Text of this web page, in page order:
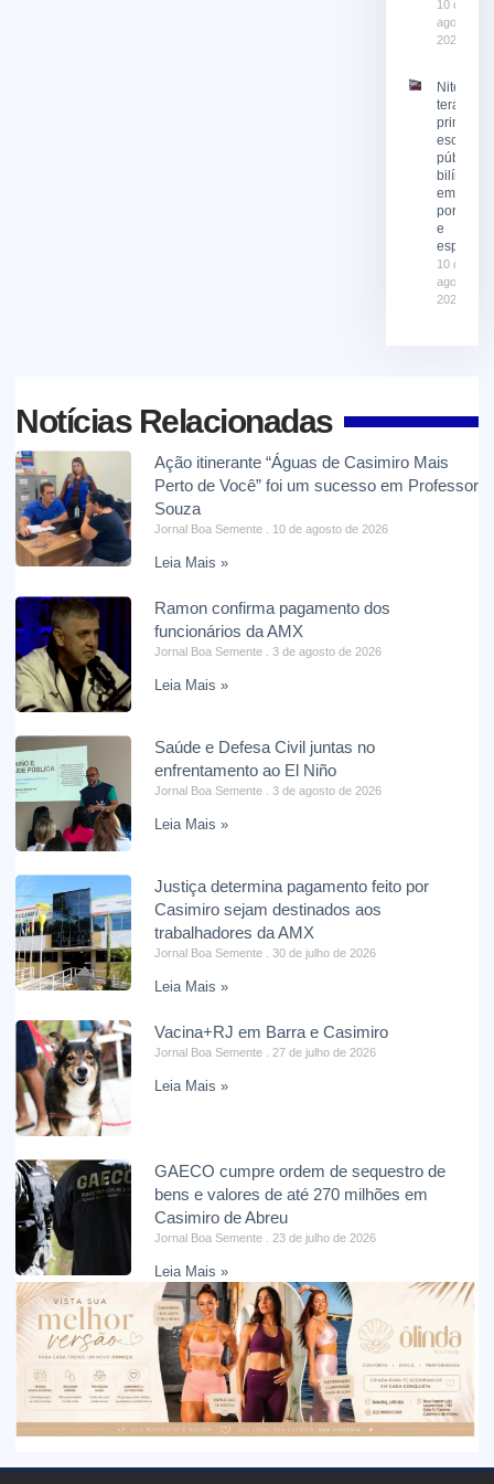
10 de
agosto de
2026
Niterói
terá
primeira
escola
pública
bilíngue
em
e
espanhol
10 de
agosto de
2026
Notícias Relacionadas
Ação itinerante “Águas de Casimiro Mais
Perto de Você” foi um sucesso em Professor
Souza
Jornal Boa Semente 10 de agosto de 2026
Leia Mais »
Ramon confirma pagamento dos
funcionários da AMX
Jornal Boa Semente 3 de agosto de 2026
Leia Mais »
Saúde e Defesa Civil juntas no
enfrentamento ao El Niño
Jornal Boa Semente 3 de agosto de 2026
Leia Mais »
Justiça determina pagamento feito por
Casimiro sejam destinados aos
trabalhadores da AMX
Jornal Boa Semente 30 de julho de 2026
Leia Mais »
Vacina+RJ em Barra e Casimiro
Jornal Boa Semente 27 de julho de 2026
Leia Mais »
GAECO cumpre ordem de sequestro de
bens e valores de até 270 milhões em
Casimiro de Abreu
Jornal Boa Semente 23 de julho de 2026
Leia Mais »